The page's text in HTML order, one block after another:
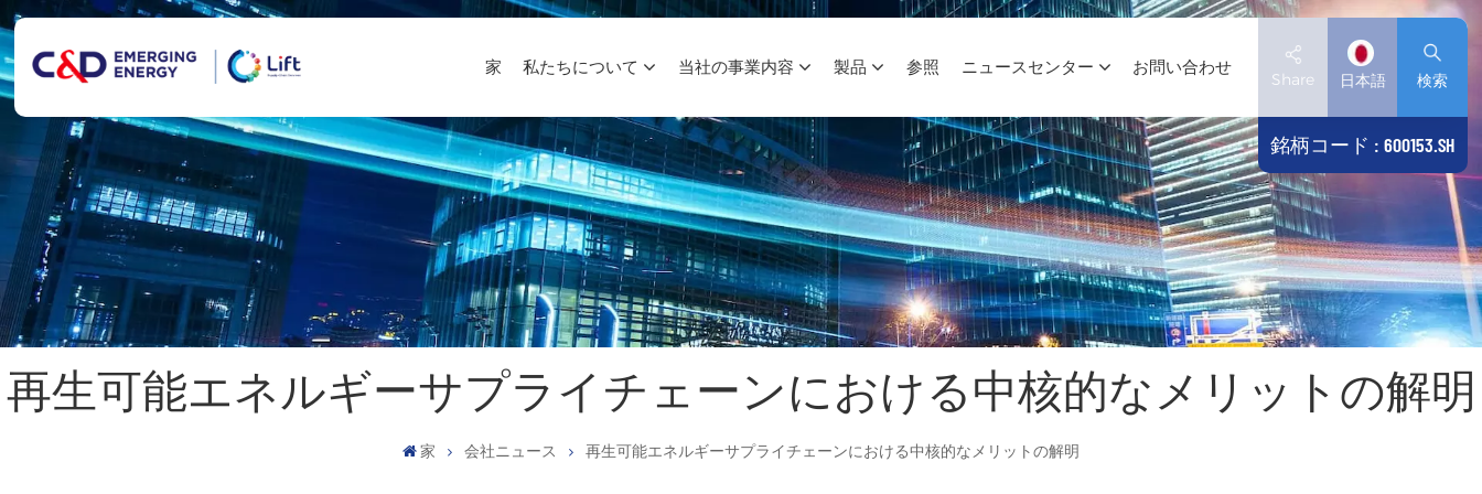
家 私たちについて 当社の事業内容 製品 参照 ニュースセンター お問い合わせ
Share 日本語
English
Deutsch
español
日本語
العربية
検索
銘柄コード : 600153.SH
再生可能エネルギーサプライチェーンにおける中核的なメリットの解明
家 会社ニュース 再生可能エネルギーサプライチェーンにおける中核的なメリットの解明